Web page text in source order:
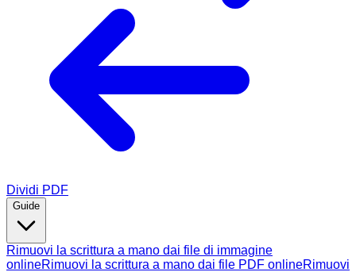
Dividi PDF
Guide
Rimuovi la scrittura a mano dai file di immagine
onlineRimuovi la scrittura a mano dai file PDF onlineRimuovi